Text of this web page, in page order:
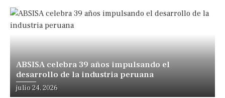
ABSISA celebra 39 años impulsando el
desarrollo de la industria peruana
julio 24, 2026